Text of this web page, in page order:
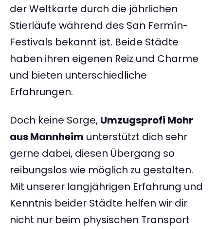
der Weltkarte durch die jährlichen
Stierläufe während des San Fermín-
Festivals bekannt ist. Beide Städte
haben ihren eigenen Reiz und Charme
und bieten unterschiedliche
Erfahrungen.
Doch keine Sorge, Umzugsprofi Mohr
aus Mannheim unterstützt dich sehr
gerne dabei, diesen Übergang so
reibungslos wie möglich zu gestalten.
Mit unserer langjährigen Erfahrung und
Kenntnis beider Städte helfen wir dir
nicht nur beim physischen Transport